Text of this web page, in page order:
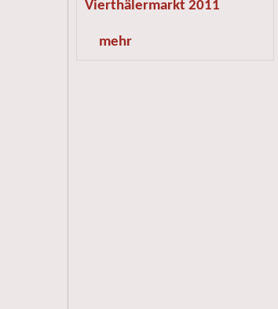
Vierthälermarkt 2011
mehr